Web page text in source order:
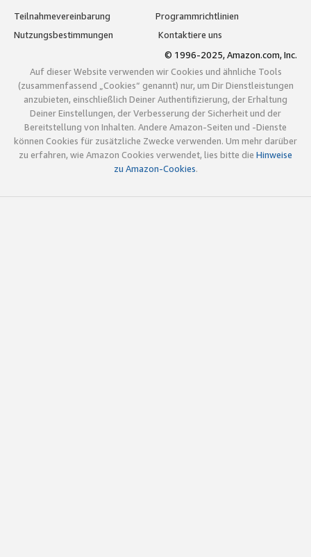
Teilnahmevereinbarung
Programmrichtlinien
Nutzungsbestimmungen
Kontaktiere uns
© 1996-2025, Amazon.com, Inc.
Auf dieser Website verwenden wir Cookies und ähnliche Tools
(zusammenfassend „Cookies“ genannt) nur, um Dir Dienstleistungen
anzubieten, einschließlich Deiner Authentifizierung, der Erhaltung
Deiner Einstellungen, der Verbesserung der Sicherheit und der
Bereitstellung von Inhalten. Andere Amazon-Seiten und -Dienste
können Cookies für zusätzliche Zwecke verwenden. Um mehr darüber
zu erfahren, wie Amazon Cookies verwendet, lies bitte die Hinweise
zu Amazon-Cookies.